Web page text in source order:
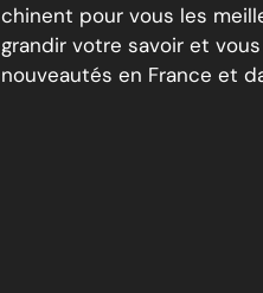
chinent pour vous les
grandir votre savoir et
nouveautés en France et